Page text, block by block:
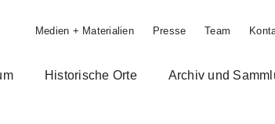
Medien + Materialien Presse Team
Historische Orte Archiv und